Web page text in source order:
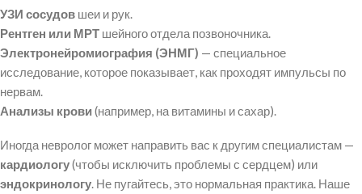
УЗИ сосудов шеи и рук.
Рентген или МРТ шейного отдела позвоночника.
Электронейромиография (ЭНМГ) — специальное
исследование, которое показывает, как проходят импульсы по
нервам.
Анализы крови(например, на витамины и сахар).
Иногда невролог может направить вас к другим специалистам —
кардиологу(чтобы исключить проблемы с сердцем) или
эндокринологу. Не пугайтесь, это нормальная практика. Наше